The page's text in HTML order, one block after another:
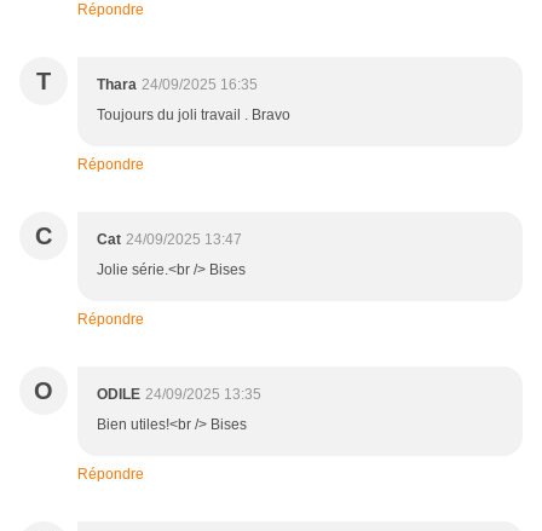
Répondre
T Thara 24/09/2025 16:35
Toujours du joli travail . Bravo
Répondre
C Cat 24/09/2025 13:47
Jolie série.<br /> Bises
Répondre
O ODILE 24/09/2025 13:35
Bien utiles!<br /> Bises
Répondre